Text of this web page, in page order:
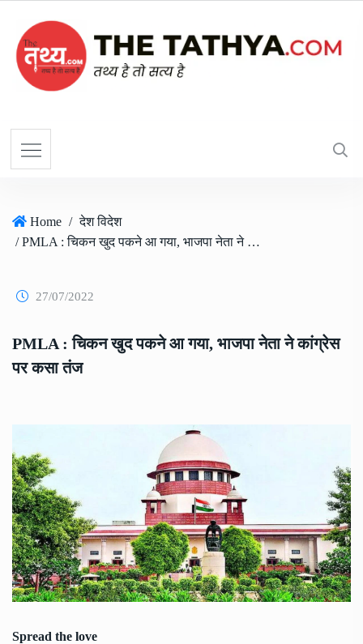
Home / देश विदेश
/ PMLA : चिकन खुद पकने आ गया, भाजपा नेता ने कांग्रेस पर कसा तंज
27/07/2022
PMLA : चिकन खुद पकने आ गया, भाजपा नेता ने कांग्रेस
पर कसा तंज
Spread the love